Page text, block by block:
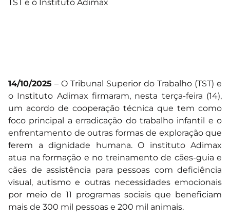
14/10/2025 – O Tribunal Superior do Trabalho (TST) e
o Instituto Adimax firmaram, nesta terça-feira (14),
um acordo de cooperação técnica que tem como
foco principal a erradicação do trabalho infantil e o
enfrentamento de outras formas de exploração que
ferem a dignidade humana. O instituto Adimax
atua na formação e no treinamento de cães-guia e
cães de assistência para pessoas com deficiência
visual, autismo e outras necessidades emocionais
por meio de 11 programas sociais que beneficiam
mais de 300 mil pessoas e 200 mil animais.